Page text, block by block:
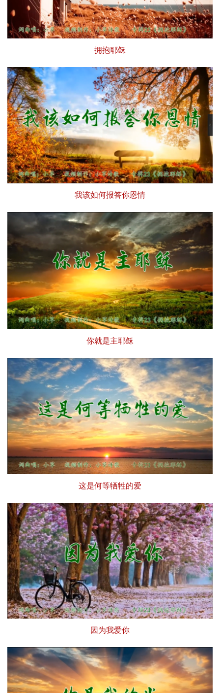
拥抱耶稣
我该如何报答你恩情
你就是主耶稣
这是何等牺牲的爱
因为我爱你